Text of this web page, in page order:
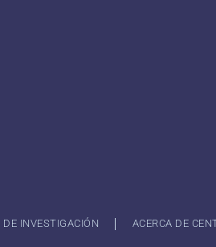
DE INVESTIGACIÓN ACERCA DE